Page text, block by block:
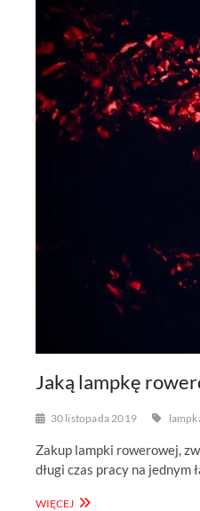
Jaką lampkę
30 listopada 2019
Zakup lampki rowerowej,
długi czas pracy na jednym
WIĘCEJJAKĄ